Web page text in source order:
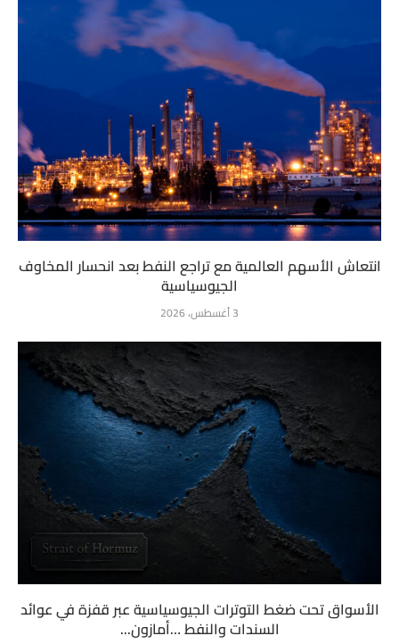
انتعاش الأسهم العالمية مع تراجع النفط بعد انحسار المخاوف
الجيوسياسية
3 أغسطس، 2026
الأسواق تحت ضغط التوترات الجيوسياسية عبر قفزة في عوائد
السندات والنفط …أمازون...